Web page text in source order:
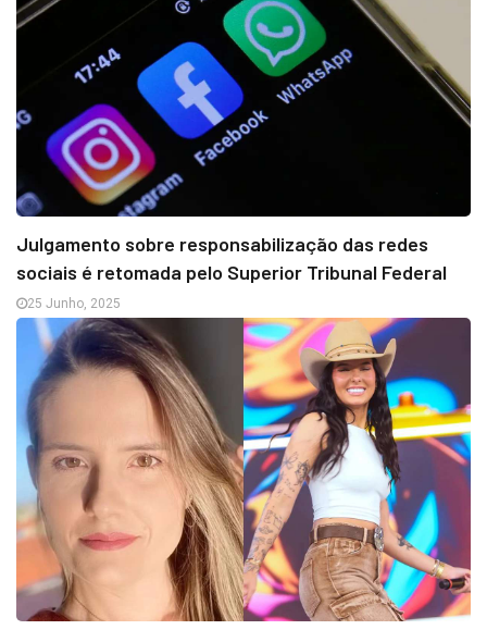
Julgamento sobre responsabilização das redes
sociais é retomada pelo Superior Tribunal Federal
25 Junho, 2025